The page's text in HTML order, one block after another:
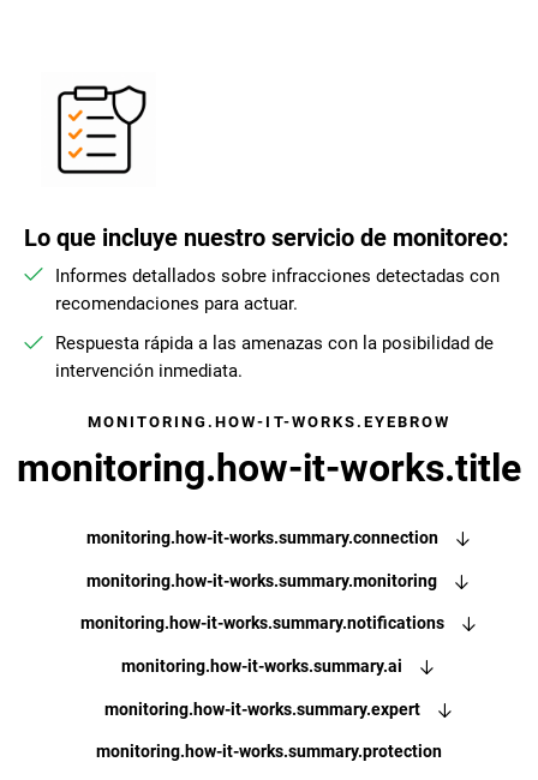
Lo que incluye nuestro servicio de monitoreo:
Informes detallados sobre infracciones detectadas con
recomendaciones para actuar.
Respuesta rápida a las amenazas con la posibilidad de
intervención inmediata.
MONITORING.HOW-IT-WORKS.EYEBROW
monitoring.how-it-works.title
monitoring.how-it-works.summary.connection
monitoring.how-it-works.summary.monitoring
monitoring.how-it-works.summary.notifications
monitoring.how-it-works.summary.ai
monitoring.how-it-works.summary.expert
monitoring.how-it-works.summary.protection